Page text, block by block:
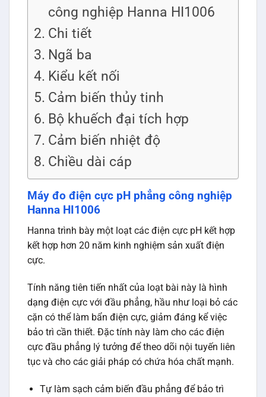
công nghiệp Hanna HI1006
Chi tiết
Ngã ba
Kiểu kết nối
Cảm biến thủy tinh
Bộ khuếch đại tích hợp
Cảm biến nhiệt độ
Chiều dài cáp
Máy đo điện cực pH phẳng công nghiệp
Hanna HI1006
Hanna trình bày một loạt các điện cực pH kết hợp
kết hợp hơn 20 năm kinh nghiệm sản xuất điện
cực.
Tính năng tiên tiến nhất của loạt bài này là hình
dạng điện cực với đầu phẳng, hầu như loại bỏ các
cặn có thể làm bẩn điện cực, giảm đáng kể việc
bảo trì cần thiết. Đặc tính này làm cho các điện
cực đầu phẳng lý tưởng để theo dõi nội tuyến liên
tục và cho các giải pháp có chứa hóa chất mạnh.
Tự làm sạch cảm biến đầu phẳng để bảo trì